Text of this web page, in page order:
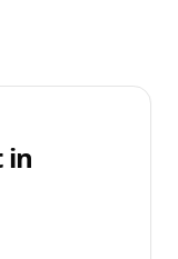
in